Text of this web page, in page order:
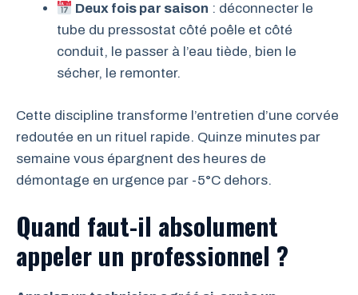
Deux fois par saison : déconnecter le
tube du pressostat côté poêle et côté
conduit, le passer à l’eau tiède, bien le
sécher, le remonter.
Cette discipline transforme l’entretien d’une corvée
redoutée en un rituel rapide. Quinze minutes par
semaine vous épargnent des heures de
démontage en urgence par -5°C dehors.
Quand faut-il absolument
appeler un professionnel ?